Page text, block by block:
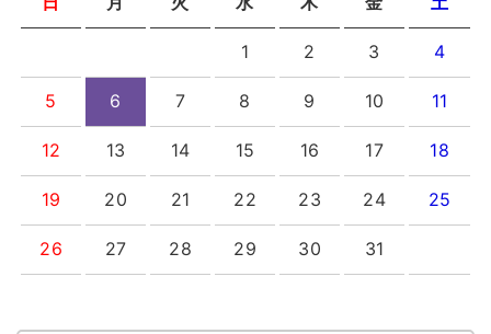
1 2 3 4
5 6 7 8 9 10 11
12 13 14 15 16 17 18
19 20 21 22 23 24 25
26 27 28 29 30 31